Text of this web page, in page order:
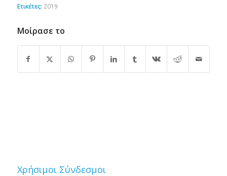
Ετικέτες: 2019
Μοίρασε το
Χρήσιμοι Σύνδεσμοι